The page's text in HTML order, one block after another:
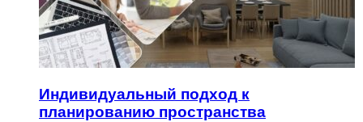
Индивидуальный подход к
планированию пространства